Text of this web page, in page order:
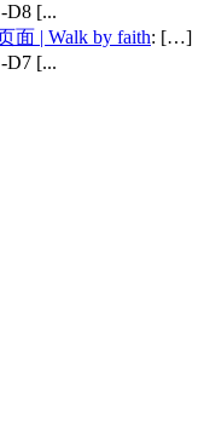
D8 [...
面 | Walk by faith: […]
D7 [...